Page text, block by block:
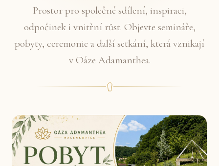
Prostor pro společné sdílení, inspiraci,
odpočinek i vnitřní růst. Objevte semináře,
pobyty, ceremonie a další setkání, která vznikají
v Oáze Adamanthea.